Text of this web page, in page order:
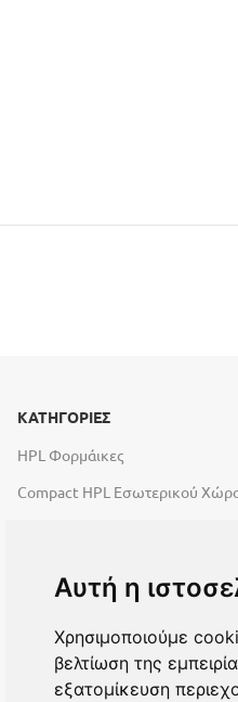
Αυτή η
Χρησιμοποιούμε
βελτίωση της
εξατομίκευση
ΚΑΤΗΓΟΡΙΕΣ
HPL Φορμάικες
Compact HPL Εσωτερικού
Πάγκοι Εργασίας Duropal
Υλικά σύνθεσης πόρτας
Λακαριστές επιφάνειες